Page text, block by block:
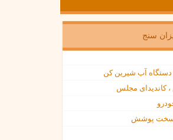
سنج
آب شیرین کن
، کاندیدای مجلس
سخت پوشش